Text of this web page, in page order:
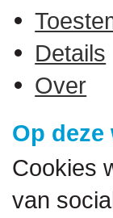
Details
Over
Op
Cookies
van